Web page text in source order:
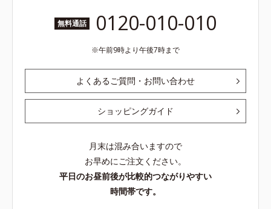
無料通話 0120-010-010
午前9時より午後7時まで
よくあるご質問・お問い合わせ
ショッピングガイド
月末は混み合いますので
お早めにご注文ください。
平日のお昼前後が比較的つながりやすい
時間帯です。